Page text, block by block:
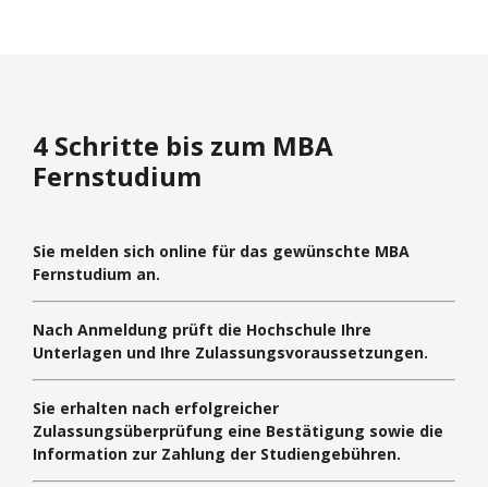
4 Schritte bis zum MBA
Fernstudium
Sie melden sich online für das gewünschte MBA
Fernstudium an.
Nach Anmeldung prüft die Hochschule Ihre
Unterlagen und Ihre Zulassungsvoraussetzungen.
Sie erhalten nach erfolgreicher
Zulassungsüberprüfung eine Bestätigung sowie die
Information zur Zahlung der Studiengebühren.